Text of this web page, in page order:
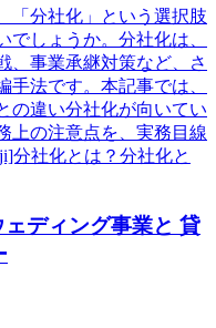
「分社化」という選択肢
でしょうか。分社化は、
、事業承継対策など、さ
手法です。本記事では、
の違い分社化が向いてい
上の注意点を、実務目線
分社化とは？分社化と
ェディング事業と 貸